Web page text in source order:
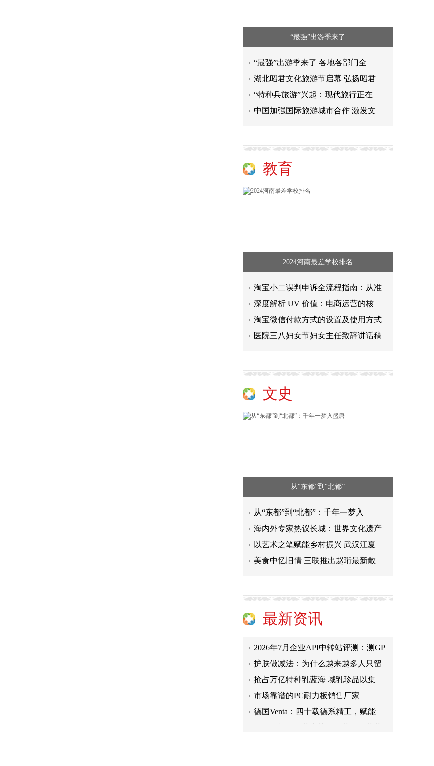
“最强”出游季来了
“最强”出游季来了 各地各部门全
湖北昭君文化旅游节启幕 弘扬昭君
“特种兵旅游”兴起：现代旅行正在
中国加强国际旅游城市合作 激发文
教育
2024河南最差学校排名
淘宝小二误判申诉全流程指南：从准
深度解析 UV 价值：电商运营的核
淘宝微信付款方式的设置及使用方式
医院三八妇女节妇女主任致辞讲话稿
文史
从“东都”到“北都”
从“东都”到“北都”：千年一梦入
海内外专家热议长城：世界文化遗产
以艺术之笔赋能乡村振兴 武汉江夏
美食中忆旧情 三联推出赵珩最新散
最新资讯
德国Venta：四十载德系精工，赋能
再登民族卫浴荣光榜，华艺卫浴荣获
聚势河北，共赢增长|碧虎瓷砖邯郸
意式高定新地标落成！百捷莱新总部
普惠净水赛道创新标杆：朴源净水依
护肤做减法：为什么越来越多人只留
抢占万亿特种乳蓝海 域乳珍品以集
市场靠谱的PC耐力板销售厂家
德国Venta：四十载德系精工，赋能
再登民族卫浴荣光榜，华艺卫浴荣获